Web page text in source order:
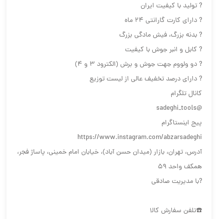
? تولید با کیفیت ایران
? دارای کارت گارانتی ٢۴ ماه
? بدنه بزرگ، فیش مادگی بزرگ
? کابل و انبر جوش با کیفیت
? دو ولووم جهت جوش و برش (الکترود ٣ و ۴)
? دارای درصد تخفیف عالی از لیست توزیع
کانال تلگرام
@sadeghi_tools
پیج اینستاگرام
https://www.instagram.com/abzarsadeghi
آدرس، تهران، بازار (میدان حسن آباد)، خیابان امام خمینی، پاساژ فجر،
همکف واحد ۵٩
?با مدیریت صادقی
☎️تلفن سفارش کالا